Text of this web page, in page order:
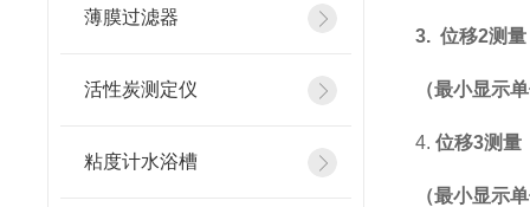
薄膜过滤器
活性炭测定仪
粘度计水浴槽
3. 位移2测量
（最小显示
4.位移3测量
（最小显示